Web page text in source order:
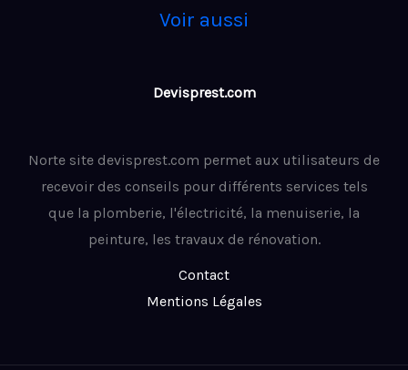
Voir aussi
Devisprest.com
Norte site devisprest.com permet aux utilisateurs de
recevoir des conseils pour différents services tels
que la plomberie, l'électricité, la menuiserie, la
peinture, les travaux de rénovation.
Contact
Mentions Légales